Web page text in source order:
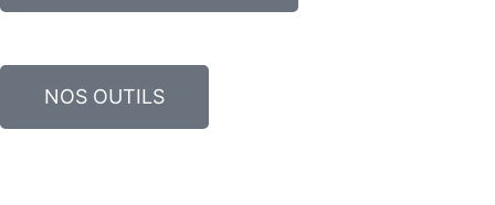
NOS OUTILS